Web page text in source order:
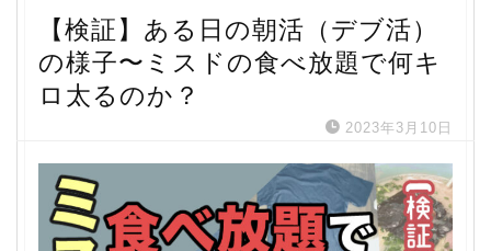
【検証】ある日の朝活（デブ活）
の様子〜ミスドの食べ放題で何キ
ロ太るのか？
2023年3月10日